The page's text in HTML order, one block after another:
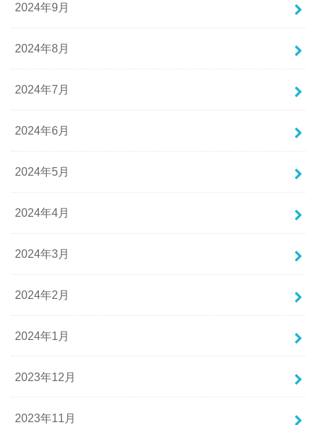
2024年9月
2024年8月
2024年7月
2024年6月
2024年5月
2024年4月
2024年3月
2024年2月
2024年1月
2023年12月
2023年11月